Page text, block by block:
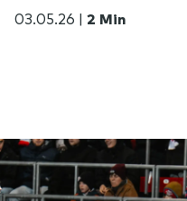
03.05.26 | 2 Min